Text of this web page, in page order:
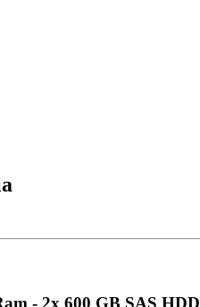
- 2x 600 GB SAS HDD